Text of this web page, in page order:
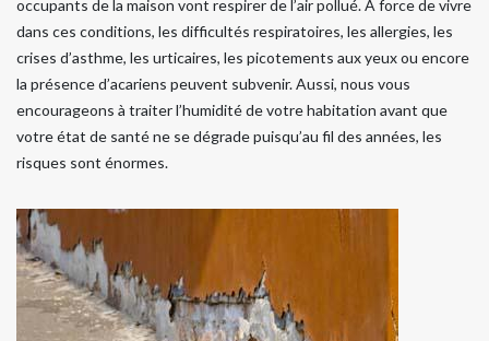
occupants de la maison vont respirer de l’air pollué. À force de vivre
dans ces conditions, les difficultés respiratoires, les allergies, les
crises d’asthme, les urticaires, les picotements aux yeux ou encore
la présence d’acariens peuvent subvenir. Aussi, nous vous
encourageons à traiter l’humidité de votre habitation avant que
votre état de santé ne se dégrade puisqu’au fil des années, les
risques sont énormes.